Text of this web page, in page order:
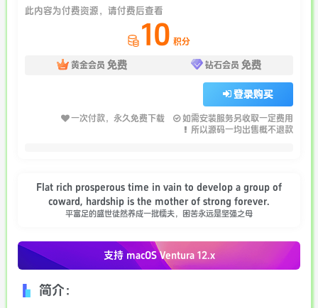
此内容为付费资源，请付费后查看
10 积分
黄金会员 免费 钻石会员 免费
登录购买
一次付款，永久免费下载
如需安装服务另收取一定费用
所以源码一均出售概不退款
Flat rich prosperous time in vain to develop a group of
coward, hardship is the mother of strong forever.
平富足的盛世徒然养成一批懦夫，困苦永远是坚强之母
支持 macOSVentura 12.x
简介：